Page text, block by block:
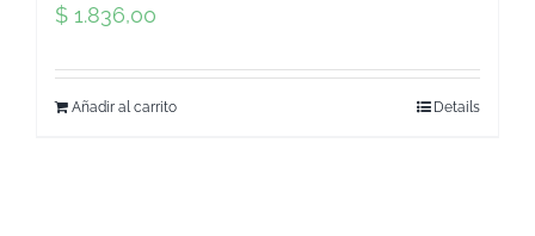
$ 1.836,00
Añadir al carrito Details